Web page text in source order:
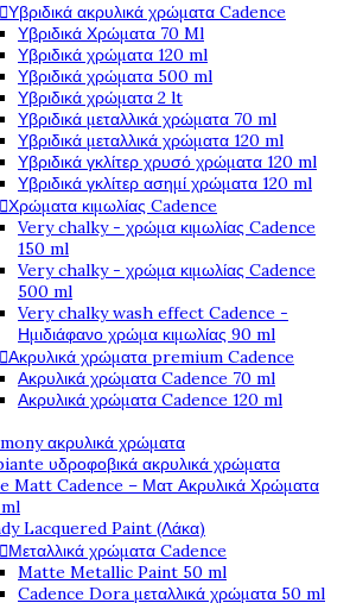
Υβριδικά ακρυλικά χρώματα Cadence
Υβριδικά Χρώματα 70 Ml
Υβριδικά χρώματα 120 ml
Υβριδικά χρώματα 500 ml
Υβριδικά χρώματα 2 lt
Υβριδικά μεταλλικά χρώματα 70 ml
Υβριδικά μεταλλικά χρώματα 120 ml
Υβριδικά γκλίτερ χρυσό χρώματα 120 ml
Υβριδικά γκλίτερ ασημί χρώματα 120 ml
Χρώματα κιμωλίας Cadence
Very chalky - χρώμα κιμωλίας Cadence
150 ml
Very chalky - χρώμα κιμωλίας Cadence
500 ml
Very chalky wash effect Cadence -
Ημιδιάφανο χρώμα κιμωλίας 90 ml
Ακρυλικά χρώματα premium Cadence
Ακρυλικά χρώματα Cadence 70 ml
Ακρυλικά χρώματα Cadence 120 ml
ακρυλικά χρώματα
υδροφοβικά ακρυλικά χρώματα
Matt Cadence – Ματ Ακρυλικά Χρώματα
Lacquered Paint (Λάκα)
Μεταλλικά χρώματα Cadence
Matte Metallic Paint 50 ml
Cadence Dora μεταλλικά χρώματα 50 ml